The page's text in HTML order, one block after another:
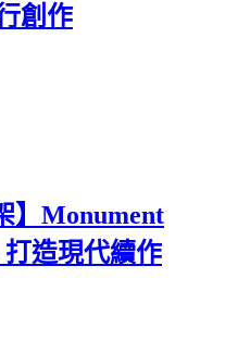
創作
】Monument
造現代續作